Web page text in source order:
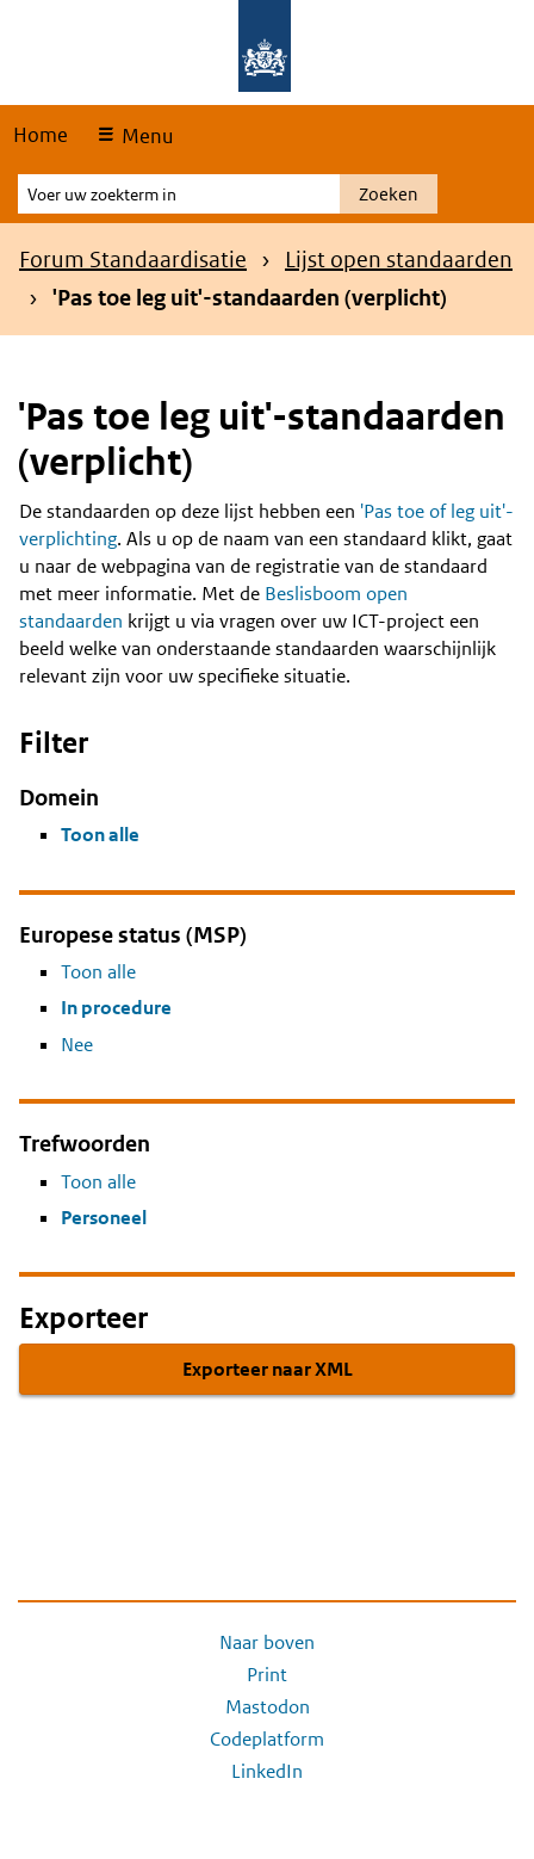
Home Menu
Voer
uw
zoekterm
Zoeken
Kruimelpad
Forum Standaardisatie
Lijst open standaarden
'Pas toe leg uit'-standaarden (verplicht)
'Pas toe leg uit'-standaarden
(verplicht)
Content
De standaarden op deze lijst hebben een 'Pas toe of leg uit'-
verplichting. Als u op de naam van een standaard klikt, gaat
u naar de webpagina van de registratie van de standaard
met meer informatie. Met de Beslisboom open
standaarden krijgt u via vragen over uw ICT-project een
beeld welke van onderstaande standaarden waarschijnlijk
relevant zijn voor uw specifieke situatie.
Filter
Domein
Toon alle
Europese status (MSP)
Toon alle
In procedure
Nee
Trefwoorden
Toon alle
Personeel
Exporteer
Exporteer naar XML
Naar boven
Print
Mastodon
Codeplatform
LinkedIn